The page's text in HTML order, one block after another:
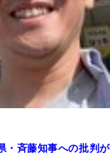
・斉藤知事への批判が